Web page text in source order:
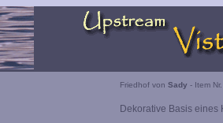
Friedhof von Sady - Item
Dekorative Basis eines